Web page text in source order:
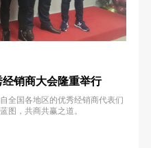
销商大会隆重举行
全国各地区的优秀经销商代表们
图，共商共赢之道。